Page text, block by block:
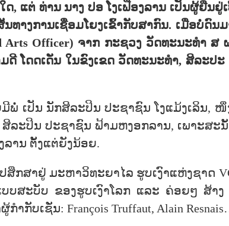
ແຕ່ ທ່ານ ນາງ ປອ ໂງເຟືອງລານ ເປັນຜູ້ຢືນຢູ່
ທາງການເຊື່ອມໂຍງເຂົ້າກັບສາກົນ. ເມື່ອບໍ່ດົ
Arts Officer) ຈາກ ກະຊວງ ວັດທະນະທຳ ສ
ໂດດເດັ່ນ ໃນຂົງເຂດ ວັດທະນະທຳ, ສິລະປ
ພໍ່ ເປັນ ນັກສິລະປິນ ປະຊາຊົນ ໂງແມ້ງເລິນ,
ະປິນ ປະຊາຊົນ ຟ້າມຫງອກລານ, ເພາະສະ
ລານ ຕັ້ງແຕ່ຍັງນ້ອຍ.
ປສຶກສາຢູ່ ມະຫາວິທະຍາໄລ ຮູບເງົາແຫ່ງຊາດ
ບສະບັບ ຂອງຮູບເງົາໂລກ ແລະ ຄ່ອຍໆ ສ້າ
ກັບເຊັ່ນ: François Truffaut, Alain